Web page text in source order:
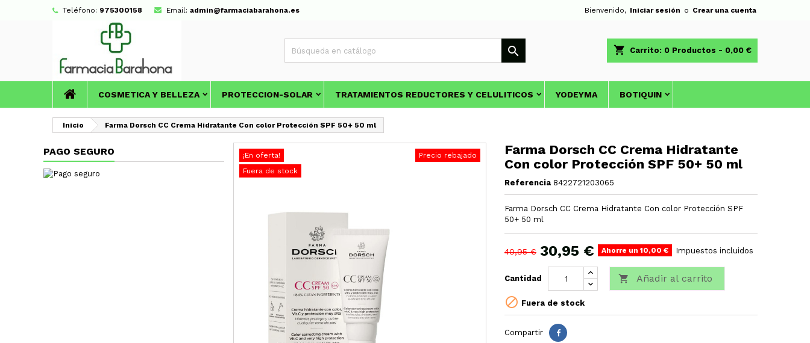
Teléfono: 975300158 Email: admin@farmaciabarahona.es Bienvenido, Iniciar sesión o Crear una cuenta
shopping_cart Carrito: 0 Productos - 0,00 €

COSMETICA Y BELLEZA PROTECCION-SOLAR TRATAMIENTOS REDUCTORES Y CELULITICOS YODEYMA BOTIQUIN
Inicio Farma Dorsch CC Crema Hidratante Con color Protección SPF 50+ 50 ml
PAGO SEGURO ¡En oferta!
Precio rebajado
Fuera de stock
Farma Dorsch CC Crema Hidratante
Con color Protección SPF 50+ 50 ml
Referencia 8422721203065
Farma Dorsch CC Crema Hidratante Con color Protección SPF
50+ 50 ml
40,95 € 30,95 € Ahorre un 10,00 € Impuestos incluidos
Cantidad  Añadir al carrito
 Fuera de stock
Compartir